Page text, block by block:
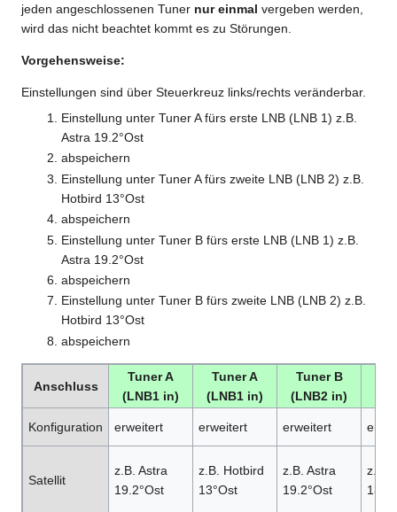
jeden angeschlossenen Tuner nur einmal vergeben werden,
wird das nicht beachtet kommt es zu Störungen.
Vorgehensweise:
Einstellungen sind über Steuerkreuz links/rechts veränderbar.
Einstellung unter Tuner A fürs erste LNB (LNB 1) z.B.
Astra 19.2°Ost
abspeichern
Einstellung unter Tuner A fürs zweite LNB (LNB 2) z.B.
Hotbird 13°Ost
abspeichern
Einstellung unter Tuner B fürs erste LNB (LNB 1) z.B.
Astra 19.2°Ost
abspeichern
Einstellung unter Tuner B fürs zweite LNB (LNB 2) z.B.
Hotbird 13°Ost
abspeichern
Anschluss
Tuner A
(LNB1 in)
Tuner A
(LNB1 in)
Tuner B
(LNB2 in)
Konfiguration erweitert erweitert erweitert
Satellit
z.B. Astra
19.2°Ost
z.B. Hotbird
13°Ost
z.B. Astra
19.2°Ost
z.B.